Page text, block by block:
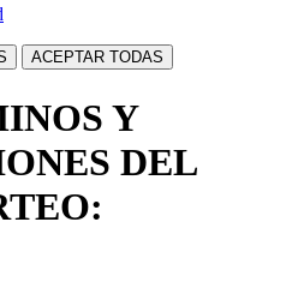
ACEPTAR TODAS
Y
DEL